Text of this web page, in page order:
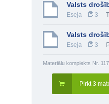
Valsts
Eseja 3
Valsts
Eseja 3
Materiālu komplekts Nr.
Pirkt 3